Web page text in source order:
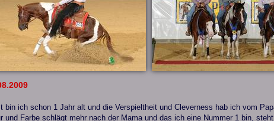
bin ich schon 1 Jahr alt und die Verspieltheit und Cleverness hab ich vom
und Farbe schlägt mehr nach der Mama und das ich eine Nummer 1 bin,